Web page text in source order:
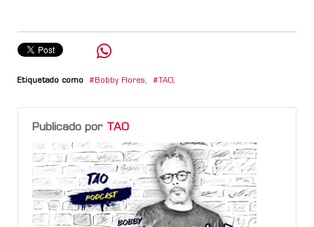
Etiquetado como Bobby Flores, TAO,
Publicado por TAO